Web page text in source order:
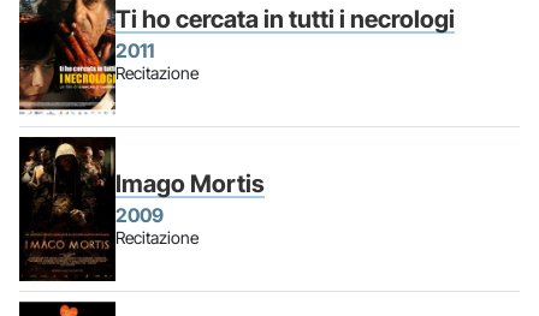
Ti ho cercata in tutti i necrologi
2011
Recitazione
Imago Mortis
2009
Recitazione